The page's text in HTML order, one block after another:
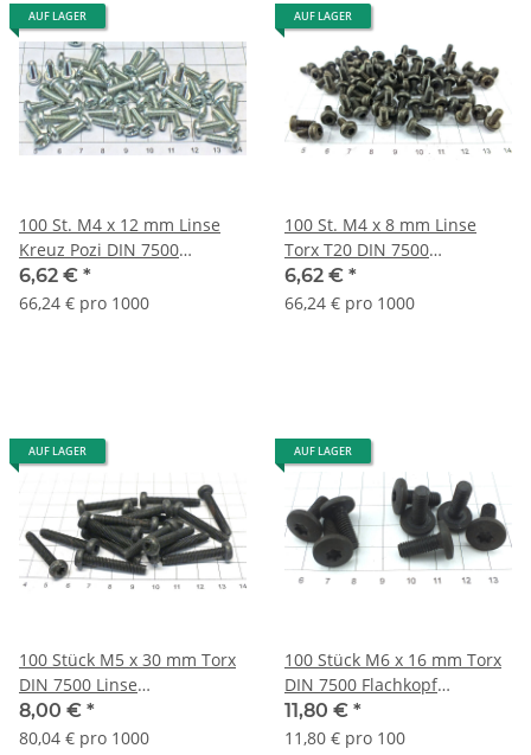
AUF LAGER
100 St. M4 x 12 mm Linse
Kreuz Pozi DIN 7500
gewindefurchend Lageraufl.
S258-100
6,62 € *
66,24 € pro 1000
AUF LAGER
100 St. M4 x 8 mm Linse
Torx T20 DIN 7500
gewindefurchend
Lagerauflös. S325-100
6,62 € *
66,24 € pro 1000
AUF LAGER
100 Stück M5 x 30 mm Torx
DIN 7500 Linse
gewindefurchend
Lagerauflös. S247-100
8,00 € *
80,04 € pro 1000
AUF LAGER
100 Stück M6 x 16 mm Torx
DIN 7500 Flachkopf
gewindefurchend Lageraufl.
S002-100
11,80 € *
11,80 € pro 100